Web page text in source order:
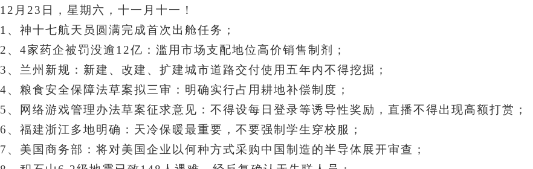
12月23日，星期六 ，十一月十一！
1、神十七航天员圆满完成首次出舱任务；
2、4家药企被罚没逾12亿：滥用市场支配地位高价销售制剂
；
3、兰州新规：新建、改建、扩建城市道路交付使用五年内不得挖掘；
4、粮食安全保障法草案拟三审：明确实行占用耕地补偿制度；
5、网络游戏管理办法草案征求意见：不得设每日登录等诱导性奖励，直播不得出现高额打赏；
6、福建浙江多地明确：天冷保暖最重要，不要强制学生穿校服；
7、美国商务部：将对美国企业以何种方式采购中国制造的半导体展开审查；